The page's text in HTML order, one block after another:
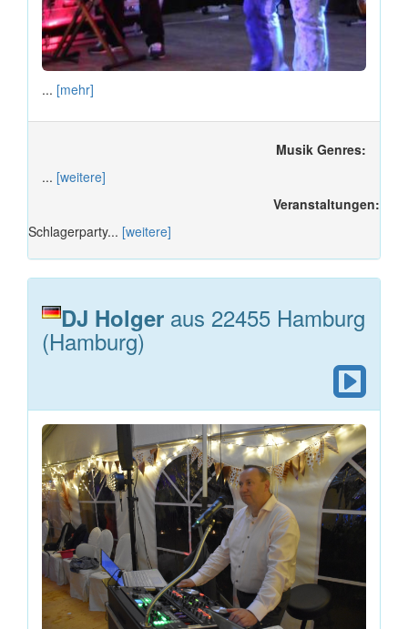
... [mehr]
Musik Genres:
... [weitere]
Veranstaltungen:
Schlagerparty... [weitere]
DJ Holger aus 22455 Hamburg
(Hamburg)